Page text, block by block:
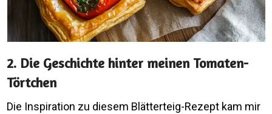
2. Die Geschichte hinter meinen Tomaten-
Törtchen
Die Inspiration zu diesem Blätterteig-Rezept kam mir